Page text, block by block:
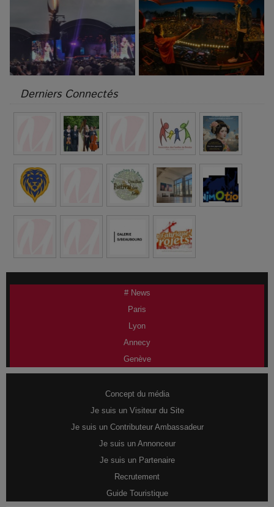
Derniers Connectés
# News
Paris
Lyon
Annecy
Genève
Concept du média
Je suis un Visiteur du Site
Je suis un Contributeur Ambassadeur
Je suis un Annonceur
Je suis un Partenaire
Recrutement
Guide Touristique